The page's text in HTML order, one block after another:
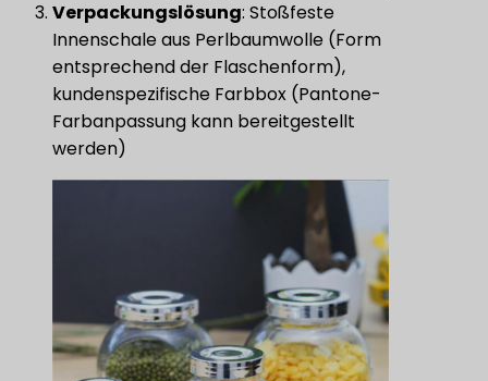
Verpackungslösung​: Stoßfeste
Innenschale aus Perlbaumwolle (Form
entsprechend der Flaschenform),
kundenspezifische Farbbox (Pantone-
Farbanpassung kann bereitgestellt
werden)